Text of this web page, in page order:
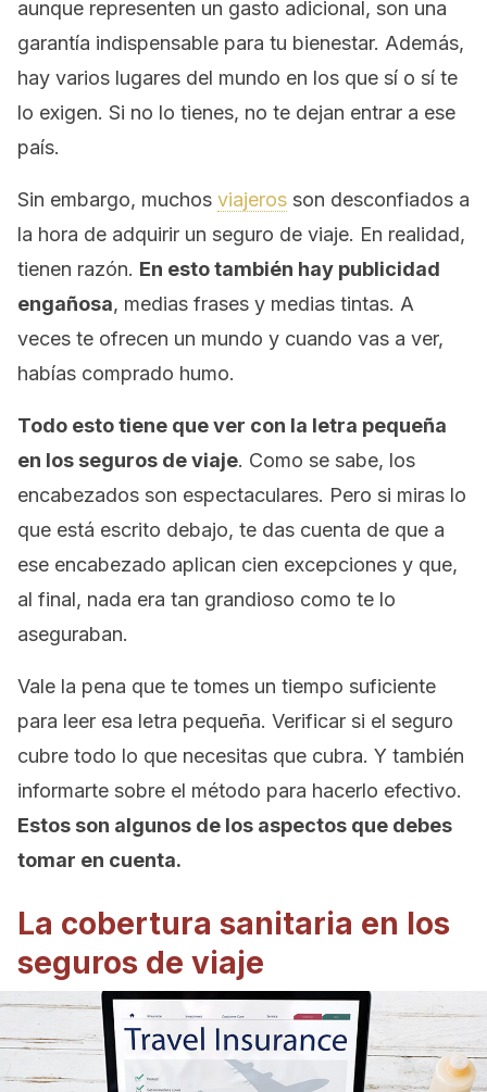
aunque representen un gasto adicional, son una
garantía indispensable para tu bienestar. Además,
hay varios lugares del mundo en los que sí o sí te
lo exigen. Si no lo tienes, no te dejan entrar a ese
país.
Sin embargo, muchos viajeros son desconfiados a
la hora de adquirir un seguro de viaje. En realidad,
tienen razón. En esto también hay publicidad
engañosa, medias frases y medias tintas. A
veces te ofrecen un mundo y cuando vas a ver,
habías comprado humo.
Todo esto tiene que ver con la letra pequeña
en los seguros de viaje. Como se sabe, los
encabezados son espectaculares. Pero si miras lo
que está escrito debajo, te das cuenta de que a
ese encabezado aplican cien excepciones y que,
al final, nada era tan grandioso como te lo
aseguraban.
Vale la pena que te tomes un tiempo suficiente
para leer esa letra pequeña. Verificar si el seguro
cubre todo lo que necesitas que cubra. Y también
informarte sobre el método para hacerlo efectivo.
Estos son algunos de los aspectos que debes
tomar en cuenta.
La cobertura sanitaria en los
seguros de viaje